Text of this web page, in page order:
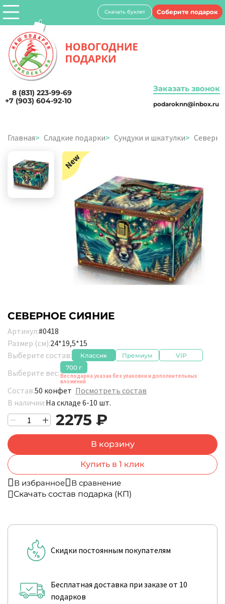
Скачать буклет Соберите подарок
8 (831) 223-99-69
+7 (903) 604-92-10
Заказать звонок
podaroknn@inbox.ru
Главная Сладкие подарки Сундуки и шкатулки
СЕВЕРНОЕ СИЯНИЕ
Артикул:#0418
Размер (см):24*19,5*15
Выберите состав:
Классик Премиум VIP
Выберите вес:
700 г
Вес подарка указан без упаковки и дополнительных
вложений
Состав:50 конфет Посмотреть состав
В наличии:На складе 6-10 шт.
2275 ₽
В корзину
Купить в 1 клик
В избранное
В сравнение
Скачать состав подарка (КП)
Скидки постоянным покупателям
Бесплатная доставка при заказе от 10
подарков